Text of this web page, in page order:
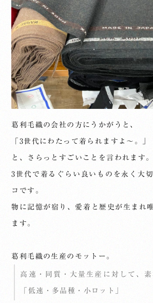
葛利毛織の会社の方にうかがうと、
「3世代にわたって着られますよ～。」
と、さらっとすごいことを言われます。
3世代で着るぐらい良いものを永く大
コです。
物に記憶が宿り、愛着と歴史が生まれ
ます。
葛利毛織の生産のモットー。
高速・同質・大量生産に対して、
「低速・多品種・小ロット」